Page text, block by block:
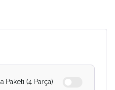
Paketi (4 Parça)